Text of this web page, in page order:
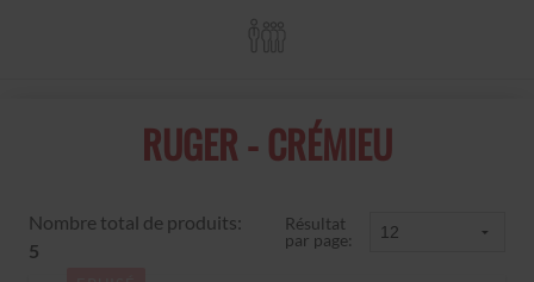
RUGER - CRÉMIEU
Nombre total de produits:
5
Résultat
par page: